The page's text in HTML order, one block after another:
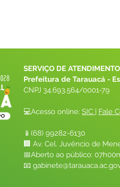
SERVIÇO DE
Prefeitura de Tarauacá -
CNPJ 34.693.564/0001-79
💻Acesso online: SIC | Fale
📱(68) 99282-6130
🏢 Av. Cel. Juvêncio de
📅Aberto ao público:
📧